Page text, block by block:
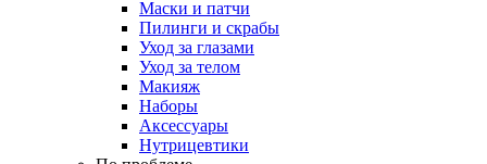
Маски и патчи
Пилинги и скрабы
Уход за глазами
Уход за телом
Макияж
Наборы
Аксессуары
Нутрицевтики